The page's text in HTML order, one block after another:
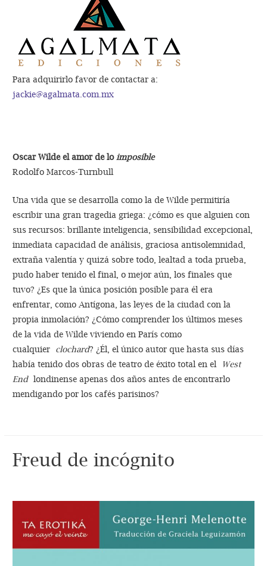
Para adquirirlo favor de contactar a:
jackie@agalmata.com.mx
Oscar Wilde el amor de lo imposible
Rodolfo Marcos-Turnbull
Una vida que se desarrolla como la de Wilde permitiría
escribir una gran tragedia griega: ¿cómo es que alguien con
sus recursos: brillante inteligencia, sensibilidad excepcional,
inmediata capacidad de análisis, graciosa antisolemnidad,
extraña valentía y quizá sobre todo, lealtad a toda prueba,
pudo haber tenido el final, o mejor aún, los finales que
tuvo? ¿Es que la única posición posible para él era
enfrentar, como Antígona, las leyes de la ciudad con la
propia inmolación? ¿Cómo comprender los últimos meses
de la vida de Wilde viviendo en París como
cualquier clochard? ¿Él, el único autor que hasta sus días
había tenido dos obras de teatro de éxito total en el
West
Endlondinense apenas dos años antes de encontrarlo
mendigando por los cafés parisinos?
Freud de incógnito